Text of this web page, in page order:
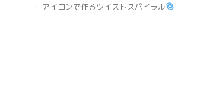
・ アイロンで作るツイストスパイラル